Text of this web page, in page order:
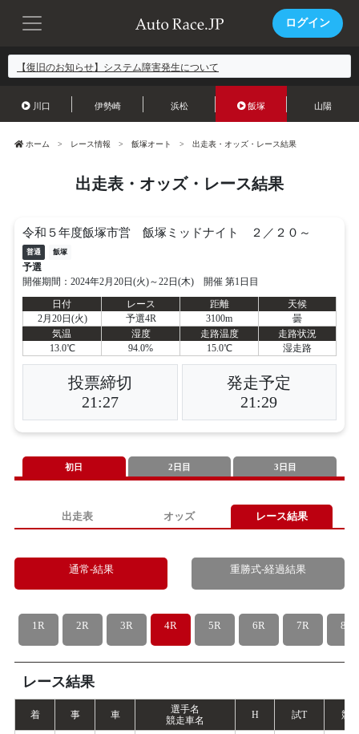
ログイン
【復旧のお知らせ】システム障害発生について
川口 伊勢崎 浜松 飯塚 山陽
ホーム レース情報 飯塚オート 出走表・オッズ・レース結果
出走表・オッズ・レース結果
令和５年度飯塚市営 飯塚ミッドナイト ２／２０～
普通 飯塚
予選
開催期間：2024年2月20日(火)～22日(木) 開催 第1日目
日付
レース 距離
天候
2月20日(火)
予選4R 3100m
曇
気温
湿度 走路温度
走路状況
13.0℃
94.0% 15.0℃ 湿走路
投票締切
21:27
発走予定
21:29
初日 2日目 3日目
出走表 オッズ レース結果
通常-結果 重勝式-経過結果
1R 2R 3R 4R 5R 6R 7R 8R
レース結果
着 事 車
選手名
競走車名
H 試T 競